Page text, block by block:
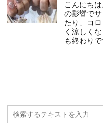
こんにち
の影響で
たり、コ
く涼しく
も終わり